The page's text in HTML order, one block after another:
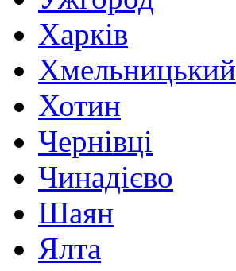
Харків
Хмельницький
Хотин
Чернівці
Чинадієво
Шаян
Ялта